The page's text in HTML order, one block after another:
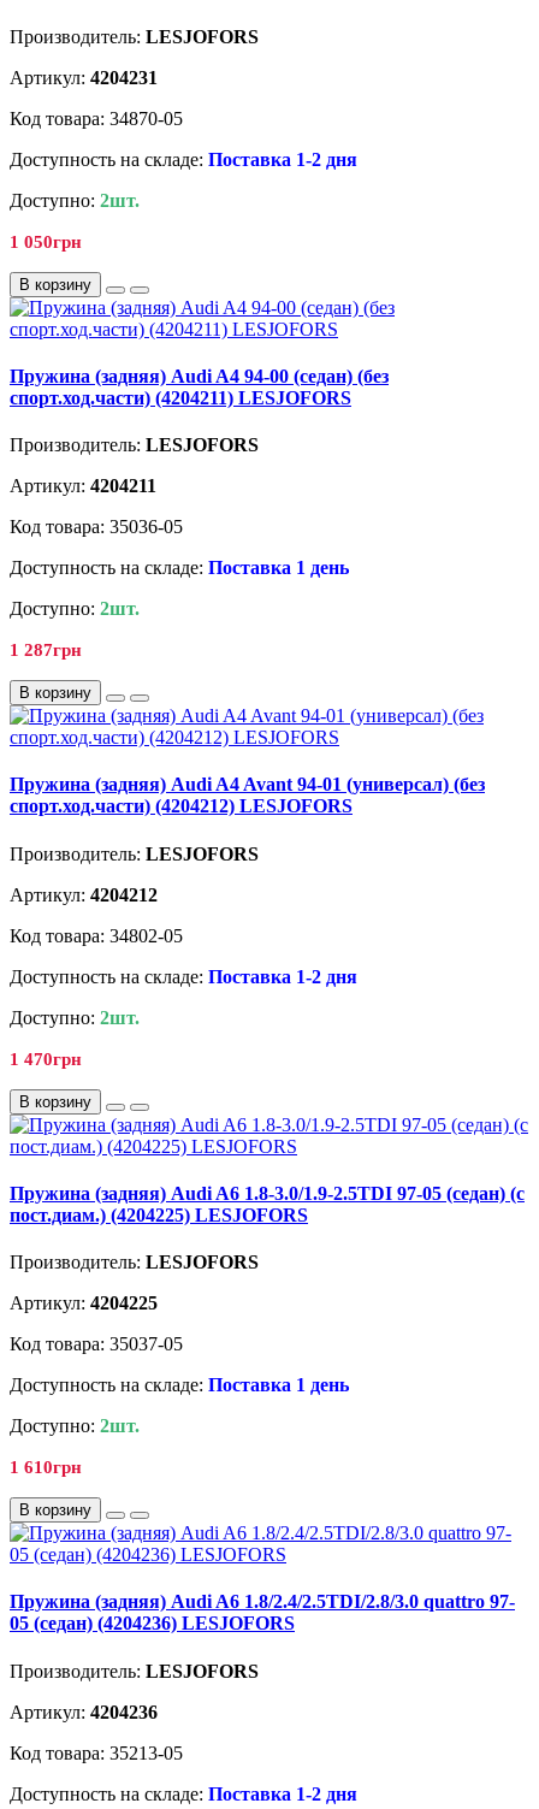
Производитель: LESJOFORS
Артикул: 4204231
Код товара: 34870-05
Доступность на складе: Поставка 1-2 дня
Доступно: 2шт.
1 050грн
В корзину
Пружина (задняя) Audi A4 94-00 (седан) (без
спорт.ход.части) (4204211) LESJOFORS
Производитель: LESJOFORS
Артикул: 4204211
Код товара: 35036-05
Доступность на складе: Поставка 1 день
Доступно: 2шт.
1 287грн
В корзину
Пружина (задняя) Audi A4 Avant 94-01 (универсал) (без
спорт.ход.части) (4204212) LESJOFORS
Производитель: LESJOFORS
Артикул: 4204212
Код товара: 34802-05
Доступность на складе: Поставка 1-2 дня
Доступно: 2шт.
1 470грн
В корзину
Пружина (задняя) Audi A6 1.8-3.0/1.9-2.5TDI 97-05 (седан) (с
пост.диам.) (4204225) LESJOFORS
Производитель: LESJOFORS
Артикул: 4204225
Код товара: 35037-05
Доступность на складе: Поставка 1 день
Доступно: 2шт.
1 610грн
В корзину
Пружина (задняя) Audi A6 1.8/2.4/2.5TDI/2.8/3.0 quattro 97-
05 (седан) (4204236) LESJOFORS
Производитель: LESJOFORS
Артикул: 4204236
Код товара: 35213-05
Доступность на складе: Поставка 1-2 дня